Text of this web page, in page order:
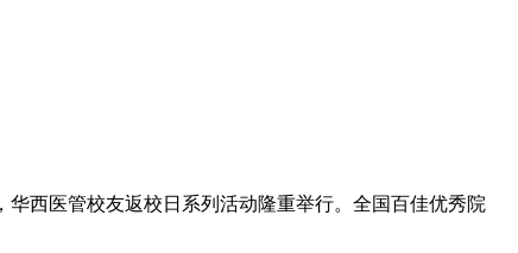
西医管校友返校日系列活动隆重举行。全国百佳优秀院